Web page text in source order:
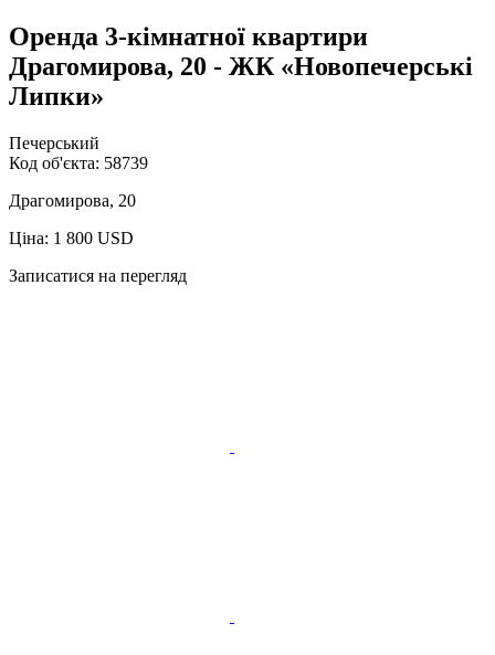
Оренда 3-кімнатної квартири
Драгомирова, 20 - ЖК «Новопечерські
Липки»
Печерський
Код об'єкта: 58739
Драгомирова, 20
Ціна: 1 800 USD
Записатися на перегляд